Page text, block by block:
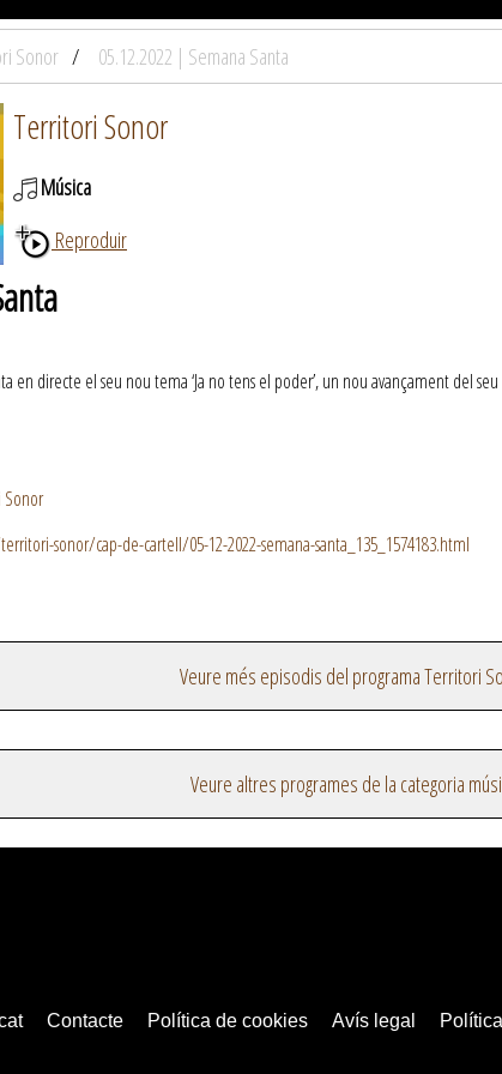
Sonor 05.12.2022 | Semana Santa
Territori Sonor
Música
Reproduir
en directe el seu nou tema ‘Ja no tens el poder’, un nou avançament del
Sonor
sonor/cap-de-cartell/05-12-2022-semana-santa_135_1574183.html
Veure més episodis del programa Territori
Veure altres programes de la categoria
Contacte Política de cookies Avís legal